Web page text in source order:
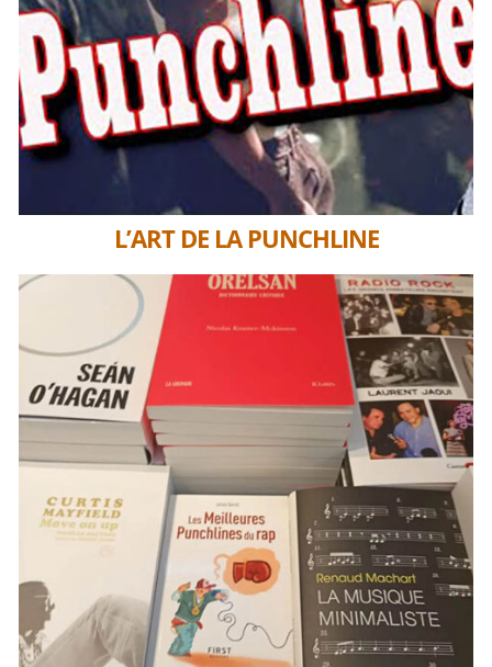
L’ART DE LA PUNCHLINE